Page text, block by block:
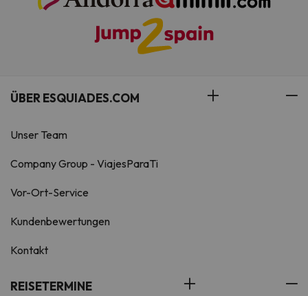
ÜBER ESQUIADES.COM
Unser Team
Company Group - ViajesParaTi
Vor-Ort-Service
Kundenbewertungen
Kontakt
REISETERMINE